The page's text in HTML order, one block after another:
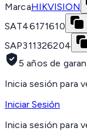
MarcaHIKVISION
SAT46171610
SAP311326204
5 años de
Inicia sesión para
Iniciar Sesión
Inicia sesión para